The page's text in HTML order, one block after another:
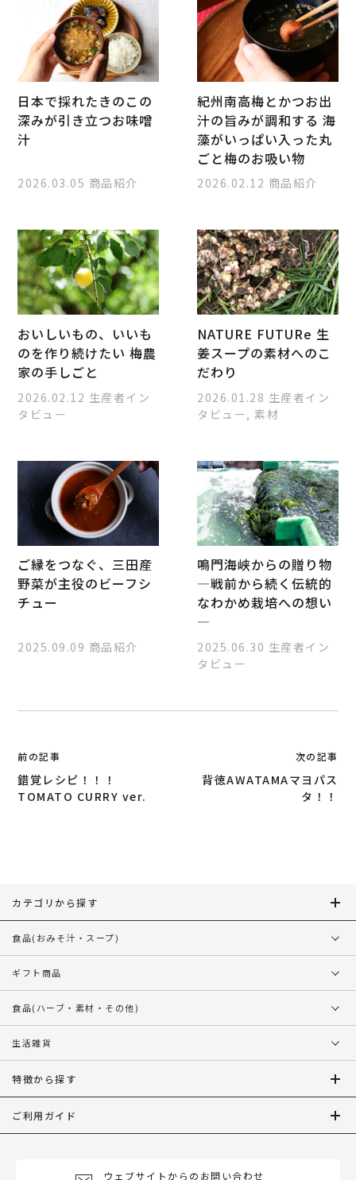
日本で採れたきのこの
深みが引き立つお味噌
汁
2026.03.05 商品紹介
紀州南高梅とかつお出
汁の旨みが調和する 海
藻がいっぱい入った丸
ごと梅のお吸い物
2026.02.12 商品紹介
おいしいもの、いいも
のを作り続けたい 梅農
家の手しごと
2026.02.12 生産者イン
タビュー
NATURE FUTURe 生
姜スープの素材へのこ
だわり
2026.01.28 生産者イン
タビュー, 素材
ご縁をつなぐ、三田産
野菜が主役のビーフシ
チュー
2025.09.09 商品紹介
鳴門海峡からの贈り物
―戦前から続く伝統的
なわかめ栽培への想い
―
2025.06.30 生産者イン
タビュー
投
稿
ナ
ビ
前の記事
錯覚レシピ！！！
TOMATO CURRY ver.
次の記事
背徳AWATAMAマヨパス
タ！！
カテゴリから探す
食品(おみそ汁・スープ)
ギフト商品
食品(ハーブ・素材・その他)
生活雑貨
特徴から探す
ご利用ガイド
ウェブサイトからのお問い合わせ